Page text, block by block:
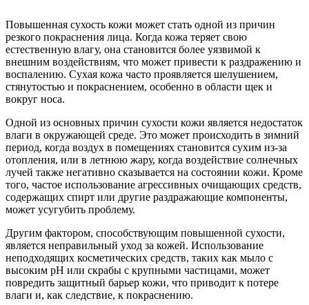
Повышенная сухость кожи может стать одной из причин
резкого покраснения лица. Когда кожа теряет свою
естественную влагу, она становится более уязвимой к
внешним воздействиям, что может привести к раздражению и
воспалению. Сухая кожа часто проявляется шелушением,
стянутостью и покраснением, особенно в области щек и
вокруг носа.
Одной из основных причин сухости кожи является недостаток
влаги в окружающей среде. Это может происходить в зимний
период, когда воздух в помещениях становится сухим из-за
отопления, или в летнюю жару, когда воздействие солнечных
лучей также негативно сказывается на состоянии кожи. Кроме
того, частое использование агрессивных очищающих средств,
содержащих спирт или другие раздражающие компоненты,
может усугубить проблему.
Другим фактором, способствующим повышенной сухости,
является неправильный уход за кожей. Использование
неподходящих косметических средств, таких как мыло с
высоким pH или скрабы с крупными частицами, может
повредить защитный барьер кожи, что приводит к потере
влаги и, как следствие, к покраснению.